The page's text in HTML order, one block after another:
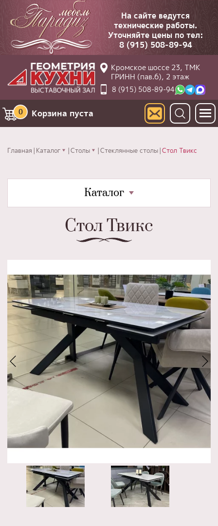
На сайте ведутся
технические работы.
Уточняйте цены по тел:
8 (915) 508-89-94
Кромское шоссе 23, ТМК
ГРИНН (пав.6), 2 этаж
8 (915) 508-89-94
0 Корзина пуста
Главная Каталог Столы Стеклянные столы Стол Твикс
Каталог
Стол Твикс